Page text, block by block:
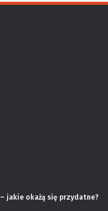
jakie okażą się przydatne?